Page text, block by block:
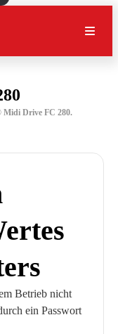
Drive FC 280.
Betrieb nicht
ein Passwort